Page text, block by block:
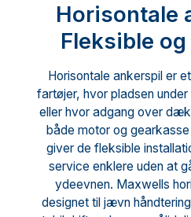
Horisontale
Fleksible
Horisontale ankerspil er
fartøjer, hvor pladsen
eller hvor adgang over
både motor og
giver de fleksible
service enklere uden at
ydeevnen. Maxwells
designet til jævn